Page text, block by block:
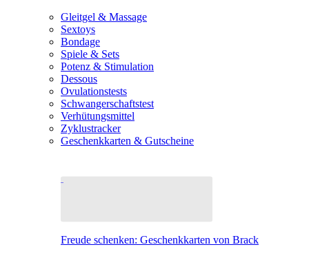
Gleitgel & Massage
Sextoys
Bondage
Spiele & Sets
Potenz & Stimulation
Dessous
Ovulationstests
Schwangerschaftstest
Verhütungsmittel
Zyklustracker
Geschenkkarten & Gutscheine
Freude schenken: Geschenkkarten von Brack